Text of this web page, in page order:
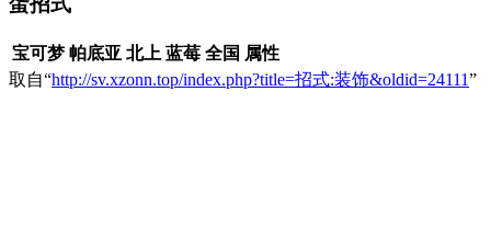
宝可梦 帕底亚 北上 蓝莓 全国 属性
取自“http://sv.xzonn.top/index.php?title=招式:装饰&oldid=24111”